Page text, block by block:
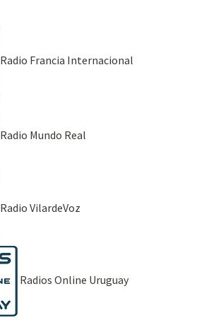
Radio Francia Internacional
Radio Mundo Real
Radio VilardeVoz
Radios Online Uruguay